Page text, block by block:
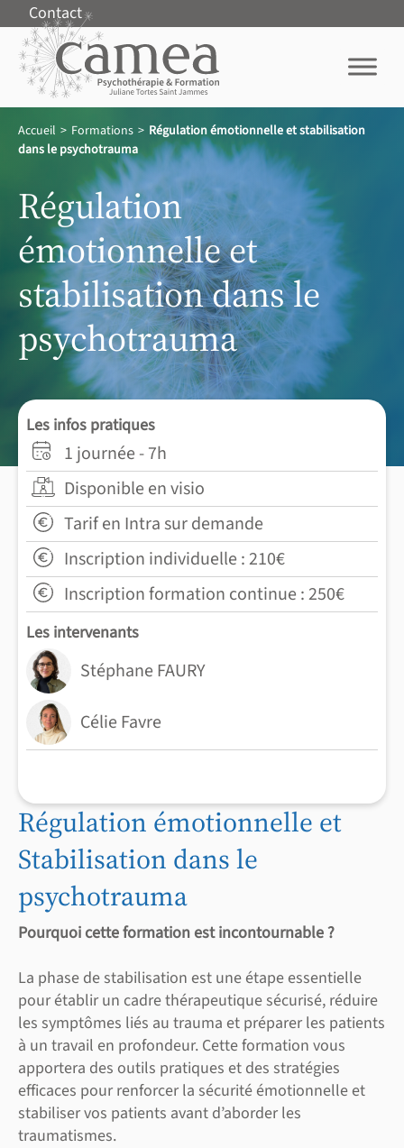
Contact
Accueil > Formations > Régulation émotionnelle et stabilisation
dans le psychotrauma
Régulation
émotionnelle et
stabilisation dans le
psychotrauma
Les infos pratiques
1 journée - 7h
Disponible en visio
Tarif en Intra sur demande
Inscription individuelle : 210€
Inscription formation continue : 250€
Les intervenants
Stéphane FAURY
Célie Favre
Régulation émotionnelle et
Stabilisation dans le
psychotrauma
Pourquoi cette formation est incontournable ?
La phase de stabilisation est une étape essentielle
pour établir un cadre thérapeutique sécurisé, réduire
les symptômes liés au trauma et préparer les patients
à un travail en profondeur. Cette formation vous
apportera des outils pratiques et des stratégies
efficaces pour renforcer la sécurité émotionnelle et
stabiliser vos patients avant d’aborder les
traumatismes.